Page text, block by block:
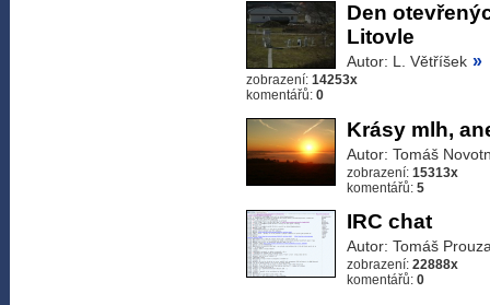
Den
Litovle
Autor: L. Větříšek »
zobrazení: 14253x
komentářů: 0
Krásy mlh,
Autor: Tomáš
zobrazení: 15313x
komentářů: 5
IRC chat
Autor: Tomáš
zobrazení: 22888x
komentářů: 0